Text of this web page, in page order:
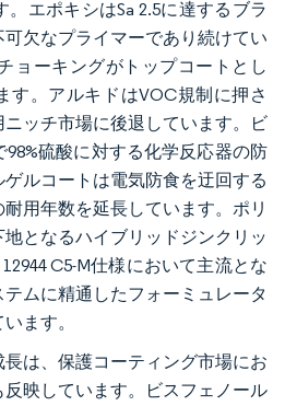
エポキシはSa 2.5に達するブラ
欠なプライマーであり続けてい
ョーキングがトップコートとし
す。アルキドはVOC規制に押さ
ッチ市場に後退しています。ビ
硫酸に対する化学反応器の防
ルコートは電気防食を迂回する
用年数を延長しています。ポリ
となるハイブリッドジンクリッ
C5-M仕様において主流とな
ムに精通したフォーミュレータ
ます。
は、保護コーティング市場にお
映しています。ビスフェノール